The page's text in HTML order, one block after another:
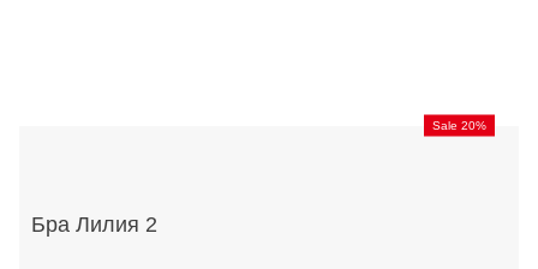
Sale 20%
Бра Лилия 2